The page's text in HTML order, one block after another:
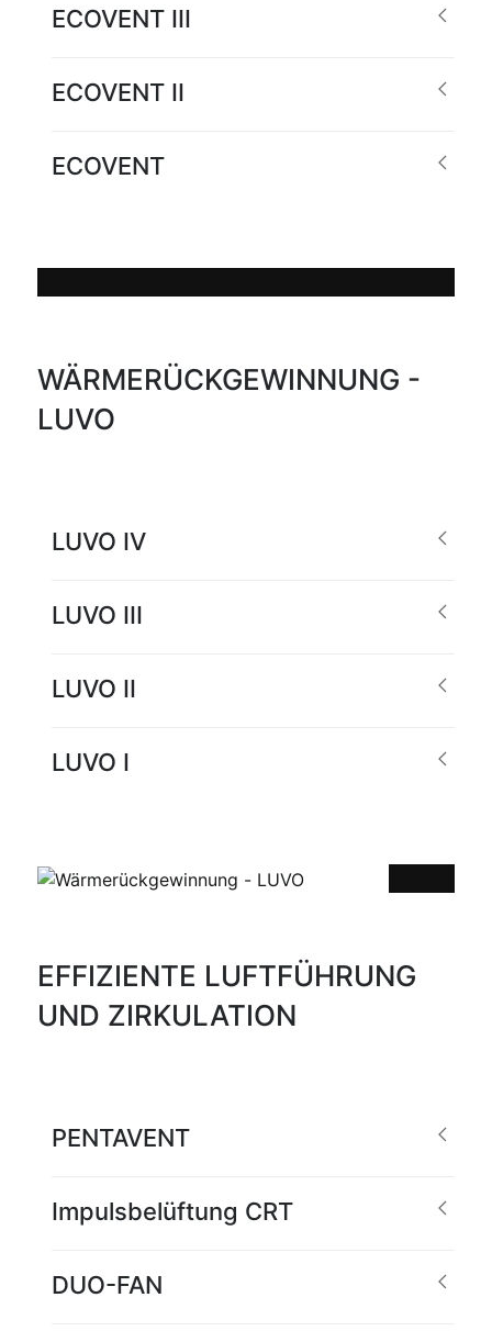
ECOVENT III
ECOVENT II
ECOVENT
WÄRMERÜCKGEWINNUNG -
LUVO
LUVO IV
LUVO III
LUVO II
LUVO I
EFFIZIENTE LUFTFÜHRUNG
UND ZIRKULATION
PENTAVENT
Impulsbelüftung CRT
DUO-FAN